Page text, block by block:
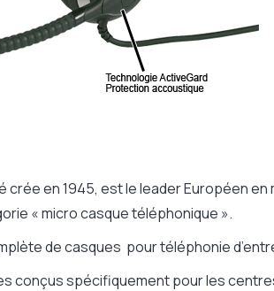
en 1945, est le leader Européen
« micro casque téléphonique ».
de casques pour téléphonie
conçus spécifiquement pour les